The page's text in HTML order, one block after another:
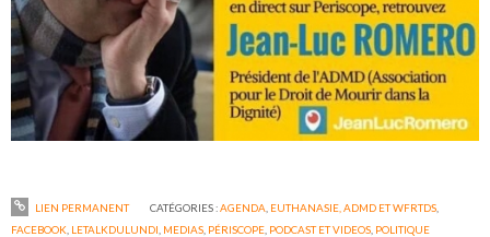
LIEN PERMANENT CATÉGORIES :AGENDA EUTHANASIE, ADMD ET WFRTDS,
FACEBOOK LETALKDULUNDI MEDIAS PÉRISCOPE PODCAST ET VIDEOS POLITIQUE